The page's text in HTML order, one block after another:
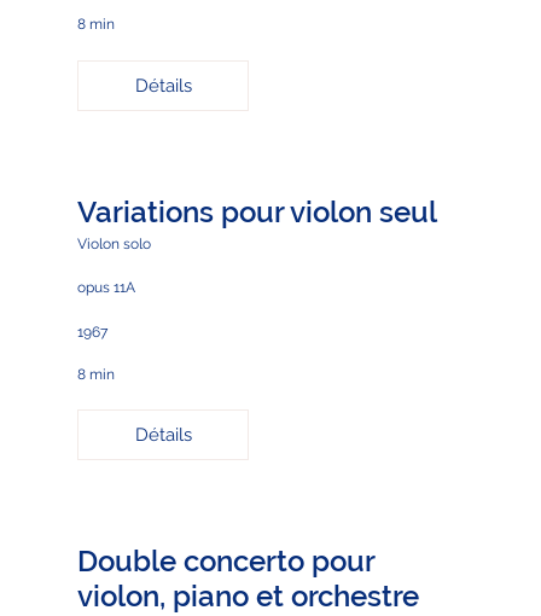
8 min
Détails
Variations pour violon seul
Violon solo
opus 11A
1967
8 min
Détails
Double concerto pour
violon, piano et orchestre